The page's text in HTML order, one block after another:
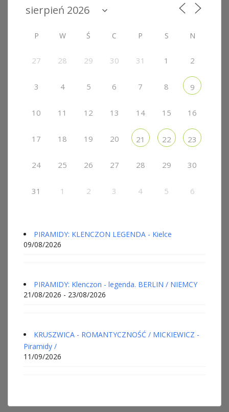
P W Ś C P S N
27 28 29 30 31 1 2
3 4 5 6 7 8 9
10 11 12 13 14 15 16
17 18 19 20 21 22 23
24 25 26 27 28 29 30
31 1 2 3 4 5 6
PIRAMIDY: KLENCZON LEGENDA - Kielce
09/08/2026
PIRAMIDY: Klenczon - legenda. BERLIN / NIEMCY
21/08/2026 - 23/08/2026
KRUSZWICA - ROMANTYCZNOŚĆ / MICKIEWICZ -
Piramidy /
11/09/2026